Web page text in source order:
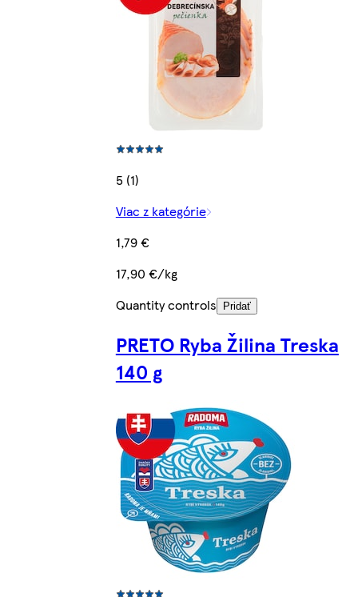
5 (1)
Viac z kategórie
1,79 €
17,90 €/kg
Quantity controls
Pridať
PRETO Ryba Žilina Treska
140 g